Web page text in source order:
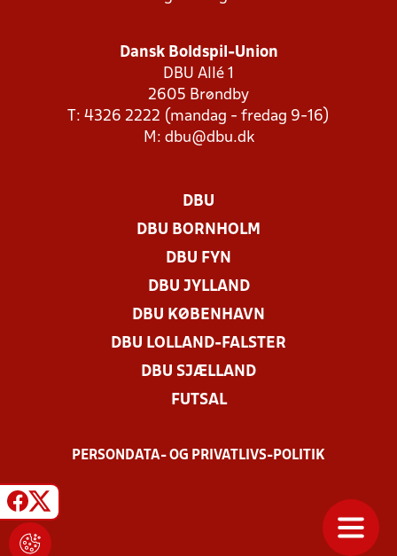
Dansk Boldspil-Union
DBU Allé 1
2605 Brøndby
T: 4326 2222 (mandag - fredag 9-16)
M: dbu@dbu.dk
DBU
DBU BORNHOLM
DBU FYN
DBU JYLLAND
DBU KØBENHAVN
DBU LOLLAND-FALSTER
DBU SJÆLLAND
FUTSAL
PERSONDATA- OG PRIVATLIVS-POLITIK